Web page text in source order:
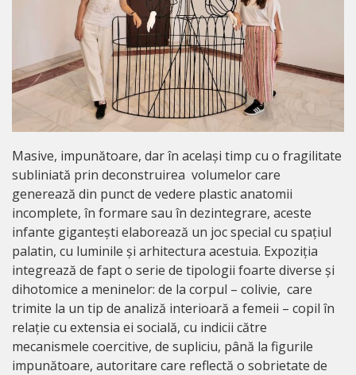
Masive, impunătoare, dar în același timp cu o fragilitate
subliniată prin deconstruirea volumelor care
generează din punct de vedere plastic anatomii
incomplete, în formare sau în dezintegrare, aceste
infante gigantești elaborează un joc special cu spațiul
palatin, cu luminile și arhitectura acestuia. Expoziția
integrează de fapt o serie de tipologii foarte diverse și
dihotomice a meninelor: de la corpul – colivie, care
trimite la un tip de analiză interioară a femeii – copil în
relație cu extensia ei socială, cu indicii către
mecanismele coercitive, de supliciu, până la figurile
impunătoare, autoritare care reflectă o sobrietate de